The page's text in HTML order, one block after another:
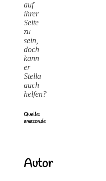
auf
ihrer
Seite
zu
sein,
doch
kann
er
Stella
auch
helfen?
Quelle:
amazon.de
Autor